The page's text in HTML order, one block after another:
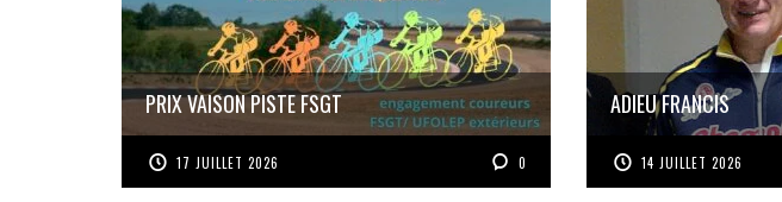
PRIX VAISON PISTE FSGT
17 JUILLET 2026 0
ADIEU FRANCIS
14 JUILLET 2026